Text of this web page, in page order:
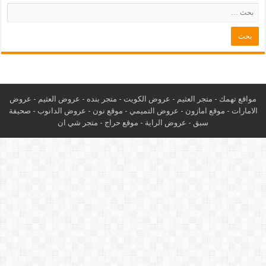
مواقع تهمك - متجر العثيم - عروض الكويت - متجر بنده - عروض العثيم - عروض
الامارات - موقع امازون - عروض التميمي - موقع نون - عروض الدانوب - صحيفة
سبق - عروض الراية - موقع حراج - متجر شي ان